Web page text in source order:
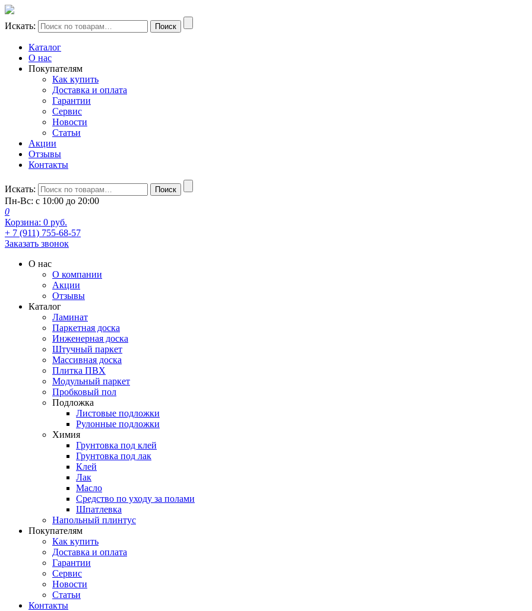
Искать: Поиск
Каталог
О нас
Покупателям
Как купить
Доставка и оплата
Гарантии
Сервис
Новости
Статьи
Акции
Отзывы
Контакты
Искать: Поиск
Пн-Вс: с 10:00 до 20:00
0
Корзина: 0 руб.
+ 7 (911) 755-68-57
Заказать звонок
О нас
О компании
Акции
Отзывы
Каталог
Ламинат
Паркетная доска
Инженерная доска
Штучный паркет
Массивная доска
Плитка ПВХ
Модульный паркет
Пробковый пол
Подложка
Листовые подложки
Рулонные подложки
Химия
Грунтовка под клей
Грунтовка под лак
Клей
Лак
Масло
Средство по уходу за полами
Шпатлевка
Напольный плинтус
Покупателям
Как купить
Доставка и оплата
Гарантии
Сервис
Новости
Статьи
Контакты